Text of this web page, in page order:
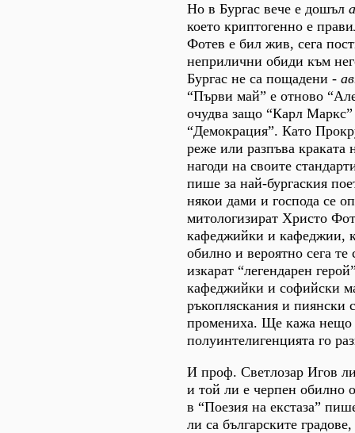
Но в Бургас вече е дошъл
което криптогенно е
Фотев е бил жив, сега
неприлични обиди към
Бургас не са пощадени -
“Първи май” е отново
очудва защо “Карл Маркс”
“Демокрация”. Като
реже или разпъва краката
нагоди на своите
пише за най-бургаския
някои дами и господа се
митологизират Христо
кафеджийки и кафеджии,
обилно и вероятно сега те
изкарат “легендарен
кафеджийки и софийски
ръкопляскания и пиянски
промениха. Ще кажа нещо
полуинтелигенцията го
И проф. Светлозар Игов
и той ли е черпен обилно
в “Поезия на екстаза”
ли са българските